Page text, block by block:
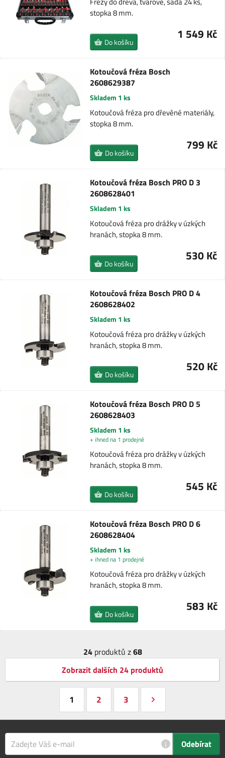
stopka 8 mm.
1 549 Kč
Do košíku
Kotoučová fréza Bosch
2608629387
Skladem 1 ks
Kotoučová fréza pro dřevěné materiály,
stopka 8 mm.
799 Kč
Do košíku
Kotoučová fréza Bosch PRO D 3
2608628401
Skladem 1 ks
Kotoučová fréza pro drážky v úzkých
hranách, stopka 8 mm.
530 Kč
Do košíku
Kotoučová fréza Bosch PRO D 4
2608628402
Skladem 1 ks
Kotoučová fréza pro drážky v úzkých
hranách, stopka 8 mm.
520 Kč
Do košíku
Kotoučová fréza Bosch PRO D 5
2608628403
Skladem 1 ks
+ ihned na 1 prodejně
Kotoučová fréza pro drážky v úzkých
hranách, stopka 8 mm.
545 Kč
Do košíku
Kotoučová fréza Bosch PRO D 6
2608628404
Skladem 1 ks
+ ihned na 1 prodejně
Kotoučová fréza pro drážky v úzkých
hranách, stopka 8 mm.
583 Kč
Do košíku
24produktů z68
Zobrazit dalších 24 produktů
1 2 3
i Odebírat